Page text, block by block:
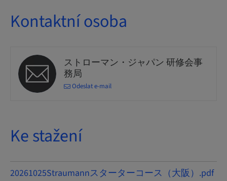
Kontaktní osoba
ストローマン・ジャパン 研修会事
務局
Odeslat e-mail
Ke stažení
20261025Straumannスターターコース（大阪）.pdf